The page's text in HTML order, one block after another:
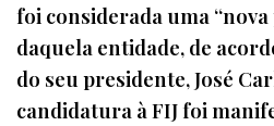
foi considerada uma “nova
daquela entidade, de
do seu presidente, José
candidatura à FIJ foi